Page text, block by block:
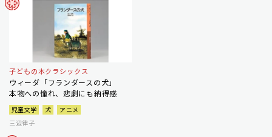
子どもの本クラシックス
ウィーダ「フランダースの犬」
本物への憧れ、悲劇にも納得感
児童文学 犬
アニメ
三辺律子